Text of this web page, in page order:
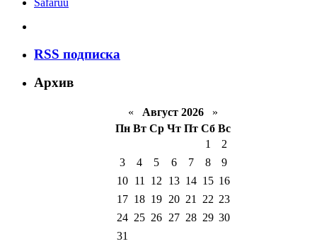
RSS подписка
Архив
« Август 2026
»
Пн Вт Ср Чт Пт Сб Вс
1
2
3
4 5 6 7 8
9
10 11 12 13 14 15 16
17 18 19 20 21 22 23
24 25 26 27 28 29 30
31